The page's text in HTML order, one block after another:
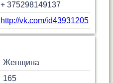
+ 375298149137
http://vk.com/id43931205
Женщина
165